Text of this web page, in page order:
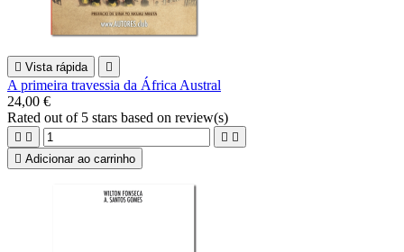
 Vista rápida 
A primeira travessia da África Austral
24,00 €
Rated out of 5 stars based on review(s)
   
 Adicionar ao carrinho